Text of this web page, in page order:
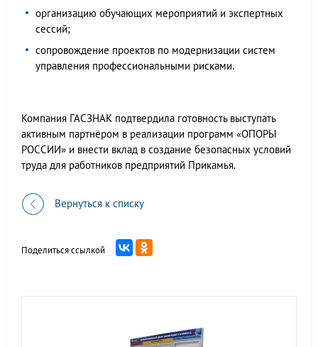
организацию обучающих мероприятий и экспертных
сессий;
сопровождение проектов по модернизации систем
управления профессиональными рисками.
Компания ГАСЗНАК подтвердила готовность выступать
активным партнёром в реализации программ «ОПОРЫ
РОССИИ» и внести вклад в создание безопасных условий
труда для работников предприятий Прикамья.
Вернуться к списку
Поделиться ссылкой